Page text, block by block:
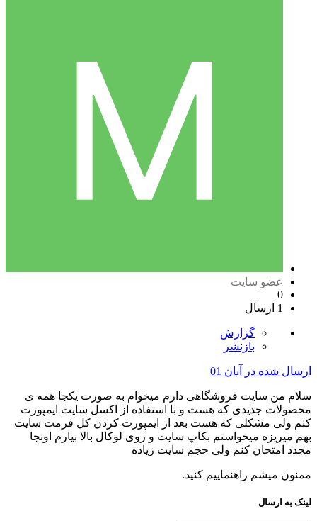
عضو سایت
0
1 ارسال
گزارش
بازنشر
ارسال شده در آبان 01
سلام من سایت فروشگاهی دارم میخوام به صورت یکجا همه ی
محصولات جدیدی که هست و با استفاده از اکسل سایت ایمپورت
کنم ولی مشکلی که هست بعد از ایمپورت کردن کل فرمت سایت
بهم میریزه میخواستم بکاپ سایت و روی لوکال بالا بیارم اونجا
مجدد امتحان کنم ولی حجم سایت زیاده
ممنون میشم راهنماییم کنید.
لینک به ارسال